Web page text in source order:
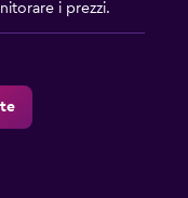
i prezzi.